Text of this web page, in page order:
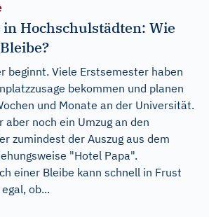
Hochschulstädten: Wie
beginnt. Viele Erstsemester haben
bekommen und planen
und Monate an der Universität.
aber noch ein Umzug an den
zumindest der Auszug aus dem
"Hotel Papa".
einer Bleibe kann schnell in Frust
ob...